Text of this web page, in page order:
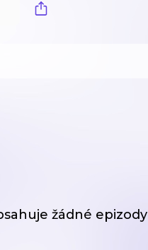
žádné epizody